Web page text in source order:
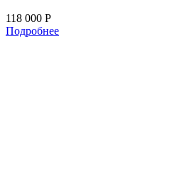
118 000 Р
Подробнее